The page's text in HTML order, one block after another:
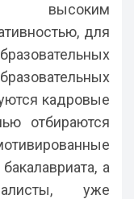
высоким
для
кадровые
отбираются
а
уже